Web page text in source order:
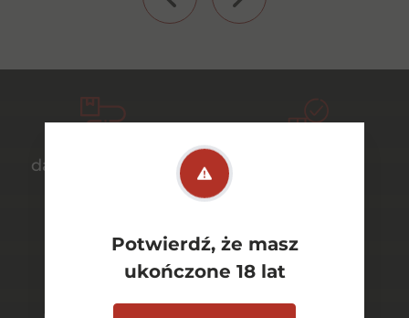
Potwierdź, że masz
ukończone 18 lat
darmowa dostawa